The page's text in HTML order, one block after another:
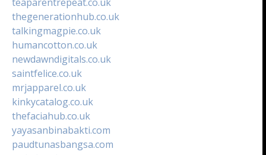
thegenerationhub.co.uk
talkingmagpie.co.uk
humancotton.co.uk
newdawndigitals.co.uk
saintfelice.co.uk
mrjapparel.co.uk
kinkycatalog.co.uk
thefaciahub.co.uk
yayasanbinabakti.com
paudtunasbangsa.com